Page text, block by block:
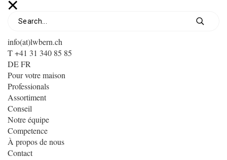
info(at)lwbern.ch
T +41 31 340 85 85
DEFR
Pour votre maison
Professionals
Assortiment
Conseil
Notre équipe
Competence
À propos de nous
Contact